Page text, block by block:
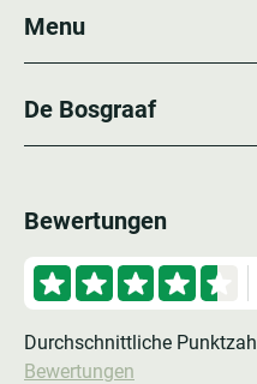
Menu
De Bosgraaf
Bewertungen
Durchschnittliche
Bewertungen